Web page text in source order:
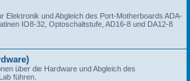
Elektronik und Abgleich des Port-Motherboards ADA-
IO8-32, Optoschaltstufe, AD16-8 und DA12-8
über die Hardware und Abgleich des
führen.